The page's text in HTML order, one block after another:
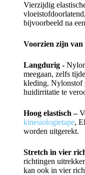
Vierzijdig
bijvoorbeeld na
Voorzien zijn van
Langdurig -Nylon
meegaan, zelfs
kleding. Nylonstof
huidirritatie te
Hoog elastisch –
kinesiologietape,
worden uitgerekt.
Stretch in vier
richtingen
kan ook in vier